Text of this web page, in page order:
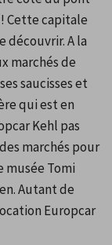
Cette capitale
découvrir. A la
marchés de
saucisses et
qui est en
Kehl pas
marchés pour
musée Tomi
Autant de
Europcar